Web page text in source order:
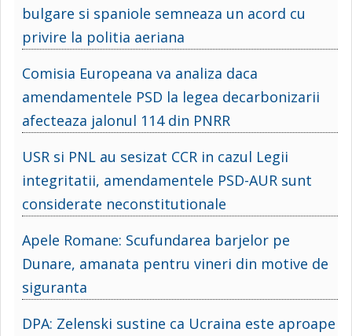
bulgare si spaniole semneaza un acord cu
privire la politia aeriana
Comisia Europeana va analiza daca
amendamentele PSD la legea decarbonizarii
afecteaza jalonul 114 din PNRR
USR si PNL au sesizat CCR in cazul Legii
integritatii, amendamentele PSD-AUR sunt
considerate neconstitutionale
Apele Romane: Scufundarea barjelor pe
Dunare, amanata pentru vineri din motive de
siguranta
DPA: Zelenski sustine ca Ucraina este aproape